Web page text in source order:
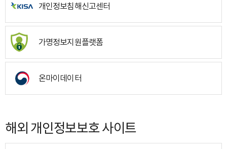
개인정보침해신고센터
가명정보지원플랫폼
온마이데이터
해외 개인정보보호 사이트